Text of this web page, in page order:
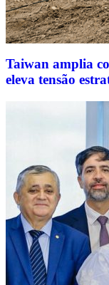
Taiwan amplia
eleva tensão